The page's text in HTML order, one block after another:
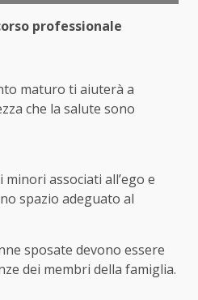
professionale
maturo ti aiuterà a
che la salute sono
associati all’ego e
spazio adeguato al
sposate devono essere
dei membri della famiglia.